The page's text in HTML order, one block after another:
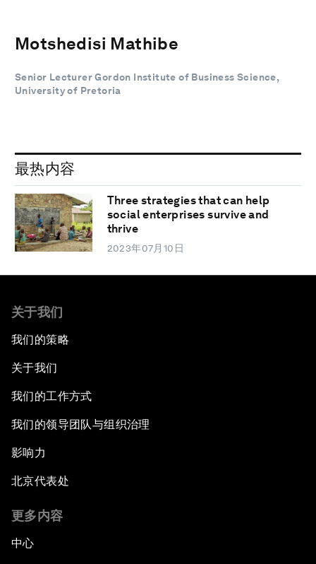
Motshedisi Mathibe
Senior Lecturer Gordon Institute of Business Science,
University of Pretoria
最热内容
Three strategies that can help
social enterprises survive and
thrive
2023年07月10日
关于我们
我们的策略
关于我们
我们的工作方式
我们的领导团队与组织治理
影响力
北京代表处
更多内容
中心